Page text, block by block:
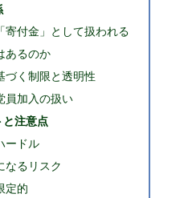
寄付金」として扱われる
あるのか
づく制限と透明性
員加入の扱い
と注意点
ードル
なるリスク
定的